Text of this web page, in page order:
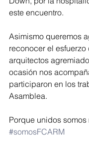
este encuentro.
Asimismo queremos
reconocer el esfuerzo
arquitectos
ocasión nos
participaron en los
Asamblea.
Porque unidos somos
#somosFCARM